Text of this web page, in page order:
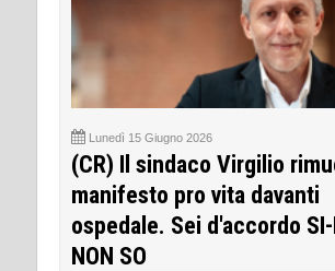
Lunedì 15 Giugno 2026
(CR) Il sindaco Virgilio
manifesto pro vita davanti
ospedale. Sei d'accordo SI-
NON SO